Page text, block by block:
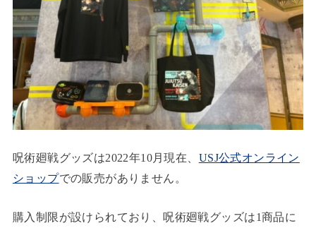
呪術廻戦グッズは2022年10月現在、 USJ公式オンライン
ショップでの販売がありません。
購入制限が設けられており、呪術廻戦グッズは1商品に